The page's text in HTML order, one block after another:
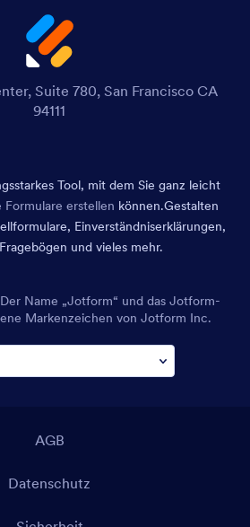
Suite 780, San Francisco CA
94111
Tool, mit dem Sie ganz leicht
Formulare erstellen können.Gestalten
Einverständniserklärungen,
und vieles mehr.
Name „Jotform“ und das Jotform-
Markenzeichen von Jotform Inc.
AGB
Datenschutz